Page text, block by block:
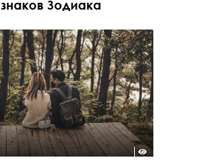
знаков Зодиака